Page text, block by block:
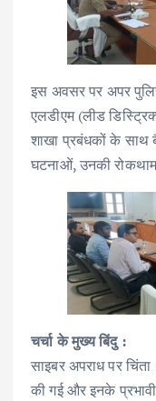
इस अवसर पर अपर
एलडीएम (लीड
शाखा प्रबंधकों के साथ
घटनाओं, उनकी रोकथाम
चर्चा के मुख्य बिंदु :
साइबर अपराध पर
की गई और इनके